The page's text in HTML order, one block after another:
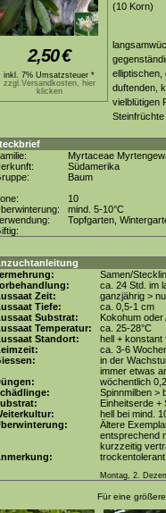
2,50€
inkl. 7% Umsatzsteuer *
zzgl.Versandkosten, hier
klicken
(10 Korn)
elliptischen,
duftenden,
vielblütigen
Steinfrüchte
Myrtaceae
Südamerika
Baum
10
mind. 5-10°C
Topfgarten,
Samen/
ca. 24 Std. im
Zeit:
ganzjährig >
Tiefe:
ca. 0,5-1 cm
Substrat:
Kokohum
Temperatur:
ca. 25-28°C
Standort:
hell + konstant
ca. 3-6
in der
immer etwas
wöchentlich
Spinnmilben >
Einheitserde +
hell bei mind.
Ältere
entsprechend
kurzzeitig
trockentolerant!
Montag, 2.
Für eine